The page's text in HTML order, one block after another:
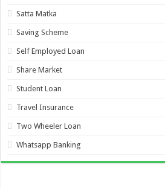
Satta Matka
Saving Scheme
Self Employed Loan
Share Market
Student Loan
Travel Insurance
Two Wheeler Loan
Whatsapp Banking